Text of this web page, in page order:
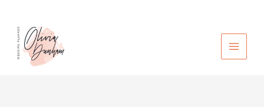
contenido